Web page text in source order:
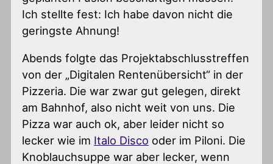
Ich stellte fest: Ich habe davon nicht die
geringste Ahnung!
Abends folgte das Projektabschlusstreffen
von der „Digitalen Rentenübersicht“ in der
Pizzeria. Die war zwar gut gelegen, direkt
am Bahnhof, also nicht weit von uns. Die
Pizza war auch ok, aber leider nicht so
lecker wie im Italo Disco oder im Piloni. Die
Knoblauchsuppe war aber lecker, wenn